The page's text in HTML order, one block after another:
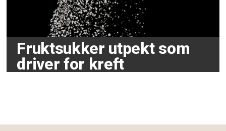
Fruktsukker utpekt som
driver for kreft